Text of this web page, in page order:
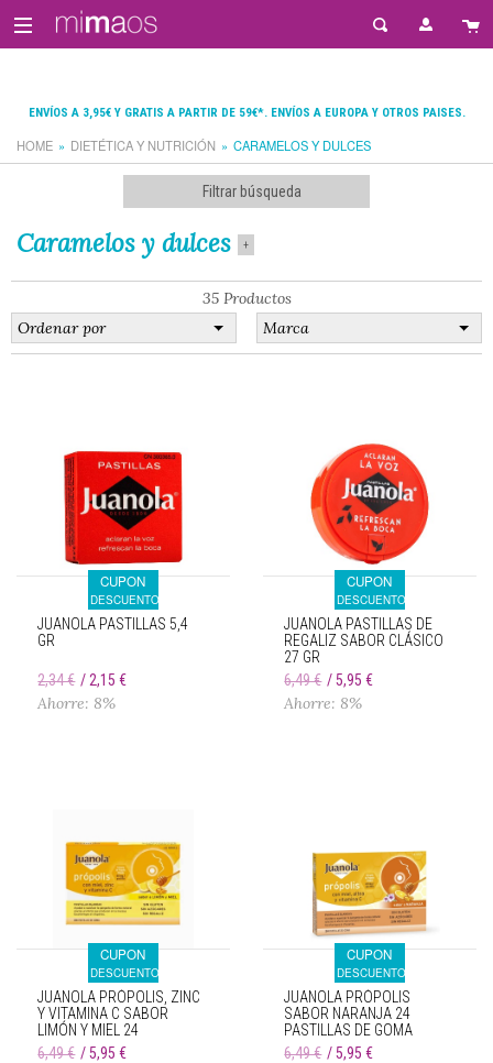
ENVÍOS A 3,95€ Y GRATIS A PARTIR DE 59€*. ENVÍOS A EUROPA Y OTROS PAISES.
HOME DIETÉTICA Y NUTRICIÓN CARAMELOS Y DULCES
Filtrar búsqueda
Caramelos y dulces +
35 Productos
CUPON
DESCUENTO
JUANOLA PASTILLAS 5,4
GR
2,34 € 2,15 €
Ahorre: 8%
CUPON
DESCUENTO
JUANOLA PASTILLAS DE
REGALIZ SABOR CLÁSICO
27 GR
6,49 €
5,95 €
Ahorre: 8%
CUPON
DESCUENTO
JUANOLA PRÓPOLIS, ZINC
Y VITAMINA C SABOR
LIMÓN Y MIEL 24
PASTILLAS DE GOMA
6,49 € 5,95 €
CUPON
DESCUENTO
JUANOLA PRÓPOLIS
SABOR NARANJA 24
PASTILLAS DE GOMA
6,49 €
5,95 €